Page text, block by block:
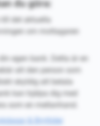
du göra:
det aktuella
om mottagaren
egen bank. Detta är en
att den person som
skyldig att betala
kan hjälpa dig med
som en mellanhand.
& Bryttider